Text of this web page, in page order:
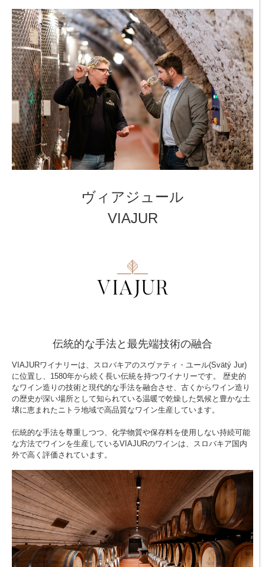
ヴィアジュール
VIAJUR
伝統的な手法と最先端技術の融合
VIAJURワイナリーは、スロバキアのスヴァティ・ユール(Svätý Jur)
に位置し、1580年から続く長い伝統を持つワイナリーです。 歴史的
なワイン造りの技術と現代的な手法を融合させ、古くからワイン造り
の歴史が深い場所として知られている温暖で乾燥した気候と豊かな土
壌に恵まれたニトラ地域で高品質なワイン生産しています。
伝統的な手法を尊重しつつ、化学物質や保存料を使用しない持続可能
な方法でワインを生産しているVIAJURのワインは、スロバキア国内
外で高く評価されています。